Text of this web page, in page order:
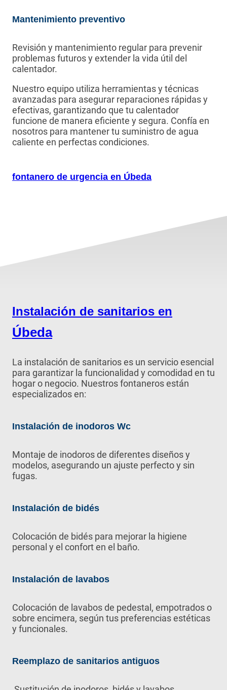
Mantenimiento preventivo
Revisión y mantenimiento regular para prevenir
problemas futuros y extender la vida útil del
calentador.
Nuestro equipo utiliza herramientas y técnicas
avanzadas para asegurar reparaciones rápidas y
efectivas, garantizando que tu calentador
funcione de manera eficiente y segura. Confía en
nosotros para mantener tu suministro de agua
caliente en perfectas condiciones.
fontanero de urgencia en Úbeda
Instalación de sanitarios en
Úbeda
La instalación de sanitarios es un servicio esencial
para garantizar la funcionalidad y comodidad en tu
hogar o negocio. Nuestros fontaneros están
especializados en:
Instalación de inodoros Wc
Montaje de inodoros de diferentes diseños y
modelos, asegurando un ajuste perfecto y sin
fugas.
Instalación de bidés
Colocación de bidés para mejorar la higiene
personal y el confort en el baño.
Instalación de lavabos
Colocación de lavabos de pedestal, empotrados o
sobre encimera, según tus preferencias estéticas
y funcionales.
Reemplazo de sanitarios antiguos